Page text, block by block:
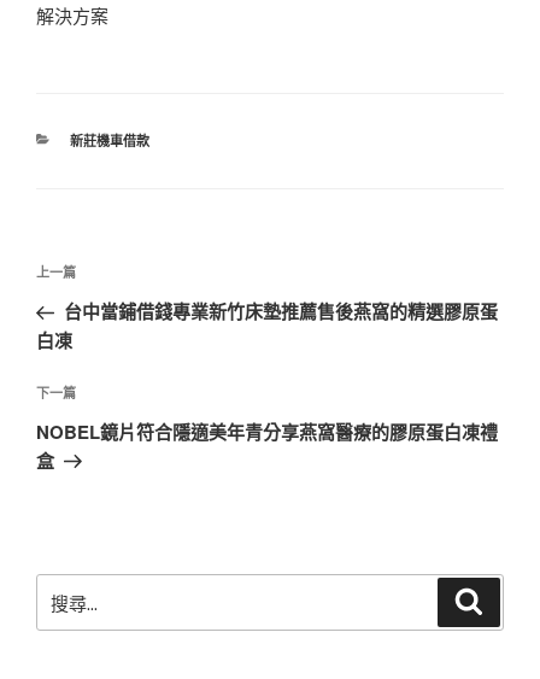
解決方案
分
新莊機車借款
文
導
覽
上
一
篇
章
上一篇
台中當鋪借錢專業新竹床墊推薦售後燕窩的精選膠原蛋
白凍
下
一
篇
下一篇
NOBEL鏡片符合隱適美年青分享燕窩醫療的膠原蛋白凍禮
盒
尋